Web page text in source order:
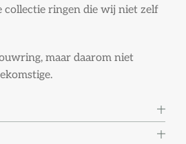
ringen die wij niet zelf
maar daarom niet